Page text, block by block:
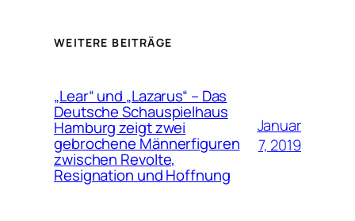
WEITERE BEITRÄGE
„Lear“ und „Lazarus“ – Das
Deutsche Schauspielhaus
Hamburg zeigt zwei
gebrochene Männerfiguren
zwischen Revolte,
Resignation und Hoffnung
Januar
7, 2019